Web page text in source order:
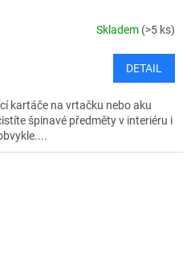
Skladem (>5 ks)
DETAIL
kartáče na vrtačku nebo aku
špinavé předměty v interiéru i